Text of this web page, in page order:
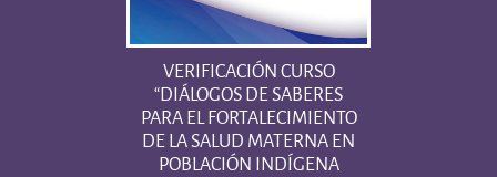
VERIFICACIÓN CURSO
“DIÁLOGOS DE SABERES
PARA EL FORTALECIMIENTO
DE LA SALUD MATERNA EN
POBLACIÓN INDÍGENA